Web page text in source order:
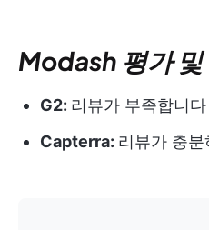
Modash 평가 및
G2: 리뷰가 부족합니다
Capterra: 리뷰가 충